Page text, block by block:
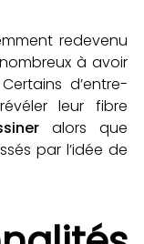
redevenu
à avoir
d’entre-
leur fibre
alors que
par l’idée de